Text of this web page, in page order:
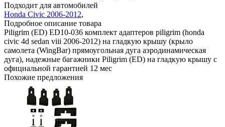
Подходит для автомобилей
Honda Civic 2006-2012,
Подробное описание товара
Piligrim (ED) ED10-036 комплект адаптеров piligrim (honda
civic 4d sedan viii 2006-2012) на гладкую крышу (крыло
самолета (WingBar) прямоугольная дуга аэродинамическая
дуга), надежные багажники Piligrim (ED) на гладкую крышу с
официальной гарантией 12 мес
Похожие предложения